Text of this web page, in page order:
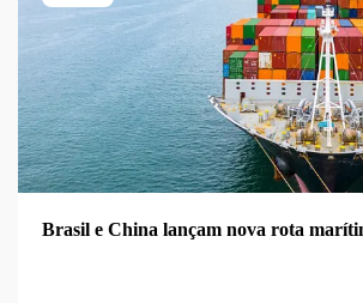
Brasil e China lançam nova rota